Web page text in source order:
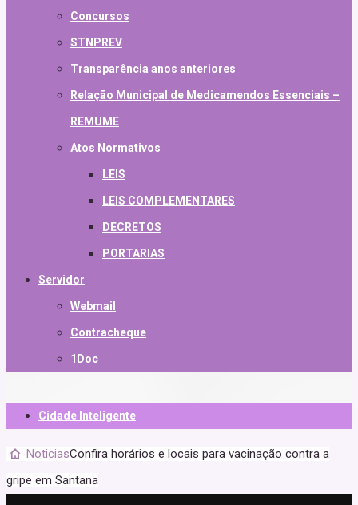
Concursos
STNPREV
Transparência anos anteriores
Relação Municipal de Medicamendos Essenciais –
REMUME
Atos Normativos
LEIS
LEIS COMPLEMENTARES
DECRETOS
PORTARIAS
Servidor
Webmail
Contracheque
1Doc
Cidade Inteligente
NoticiasConfira horários e locais para vacinação contra a
gripe em Santana